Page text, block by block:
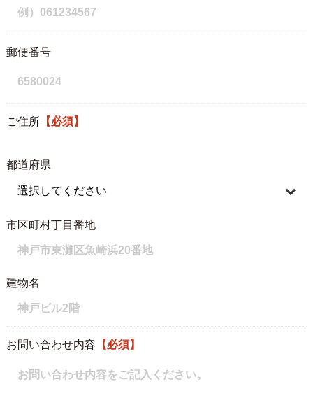
郵便番号
ご住所【必須】
都道府県
市区町村丁目番地
建物名
お問い合わせ内容 【必須】